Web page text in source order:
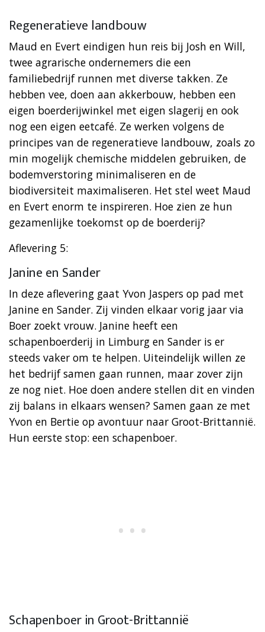
Regeneratieve landbouw
Maud en Evert eindigen hun reis bij Josh en Will,
twee agrarische ondernemers die een
familiebedrijf runnen met diverse takken. Ze
hebben vee, doen aan akkerbouw, hebben een
eigen boerderijwinkel met eigen slagerij en ook
nog een eigen eetcafé. Ze werken volgens de
principes van de regeneratieve landbouw, zoals zo
min mogelijk chemische middelen gebruiken, de
bodemverstoring minimaliseren en de
biodiversiteit maximaliseren. Het stel weet Maud
en Evert enorm te inspireren. Hoe zien ze hun
gezamenlijke toekomst op de boerderij?
Aflevering 5:
Janine en Sander
In deze aflevering gaat Yvon Jaspers op pad met
Janine en Sander. Zij vinden elkaar vorig jaar via
Boer zoekt vrouw. Janine heeft een
schapenboerderij in Limburg en Sander is er
steeds vaker om te helpen. Uiteindelijk willen ze
het bedrijf samen gaan runnen, maar zover zijn
ze nog niet. Hoe doen andere stellen dit en vinden
zij balans in elkaars wensen? Samen gaan ze met
Yvon en Bertie op avontuur naar Groot-Brittannië.
Hun eerste stop: een schapenboer.
Schapenboer in Groot-Brittannië